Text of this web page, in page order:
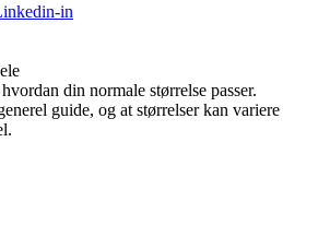
in
din normale størrelse passer.
guide, og at størrelser kan variere